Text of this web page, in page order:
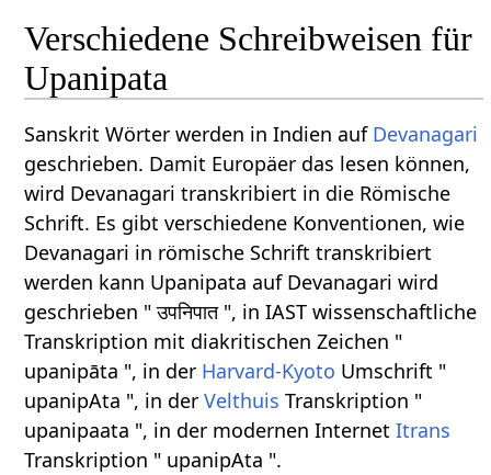
Verschiedene Schreibweisen für
Upanipata
Sanskrit Wörter werden in Indien auf Devanagari
geschrieben. Damit Europäer das lesen können,
wird Devanagari transkribiert in die Römische
Schrift. Es gibt verschiedene Konventionen, wie
Devanagari in römische Schrift transkribiert
werden kann Upanipata auf Devanagari wird
geschrieben " उपनिपात ", in IAST wissenschaftliche
Transkription mit diakritischen Zeichen "
upanipāta ", in der Harvard-Kyoto Umschrift "
upanipAta ", in derVelthuis Transkription "
upanipaata ", in der modernen InternetItrans
Transkription " upanipAta ".